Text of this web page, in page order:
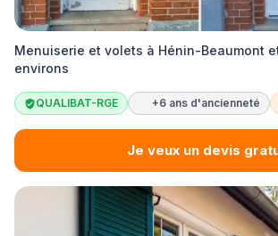
Menuiserie et volets à Hénin-Beaumont
environs
QUALIBAT-RGE +6 ans d'ancienneté
Je veux un devis